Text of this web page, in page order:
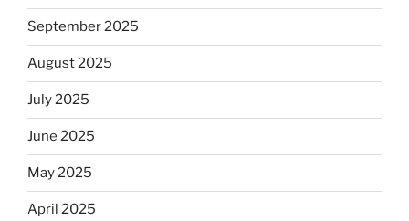
September 2025
August 2025
July 2025
June 2025
May 2025
April 2025